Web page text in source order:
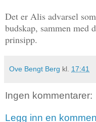
Det er Alis advarsel
budskap, sammen med
prinsipp.
Ove Bengt Berg kl. 17:41
Ingen kommentarer:
Legg inn en